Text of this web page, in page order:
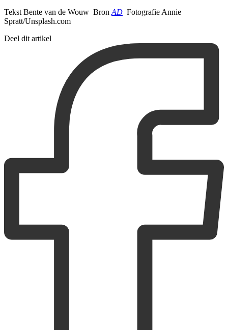
Tekst Bente van de Wouw Bron AD Fotografie Annie
Spratt/Unsplash.com
Deel dit artikel